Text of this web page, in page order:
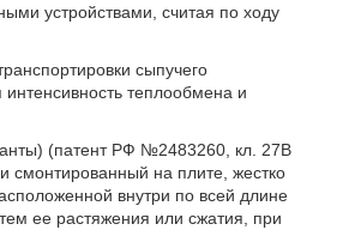
устройствами, считая по ходу
сыпучего
интенсивность теплообмена и
(патент РФ №2483260, кл. 27В
на плите, жестко
внутри по всей длине
ее растяжения или сжатия, при